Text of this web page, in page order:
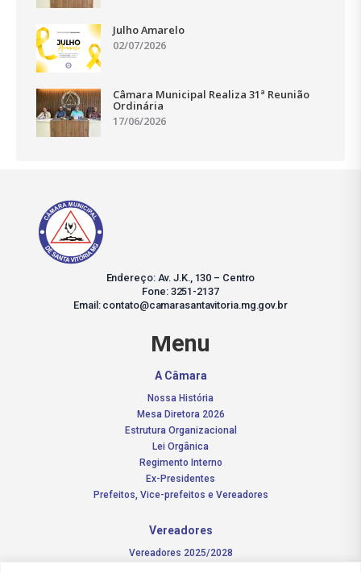
Julho Amarelo
02/07/2026
Câmara Municipal Realiza 31ª Reunião
Ordinária
17/06/2026
Endereço: Av. J.K., 130 – Centro
Fone: 3251-2137
Email: contato@camarasantavitoria.mg.gov.br
Menu
A Câmara
Nossa História
Mesa Diretora 2026
Estrutura Organizacional
Lei Orgânica
Regimento Interno
Ex-Presidentes
Prefeitos, Vice-prefeitos e Vereadores
Vereadores
Vereadores 2025/2028